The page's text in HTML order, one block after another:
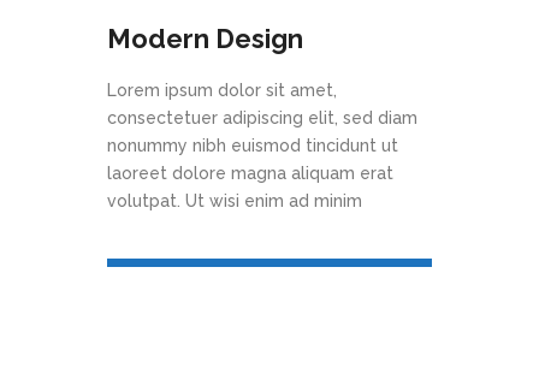
Modern Design
Lorem ipsum dolor sit amet,
consectetuer adipiscing elit, sed diam
nonummy nibh euismod tincidunt ut
laoreet dolore magna aliquam erat
volutpat. Ut wisi enim ad minim